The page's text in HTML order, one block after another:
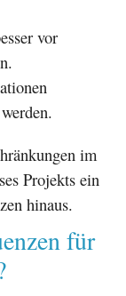
vor
im
Projekts ein
hinaus.
für